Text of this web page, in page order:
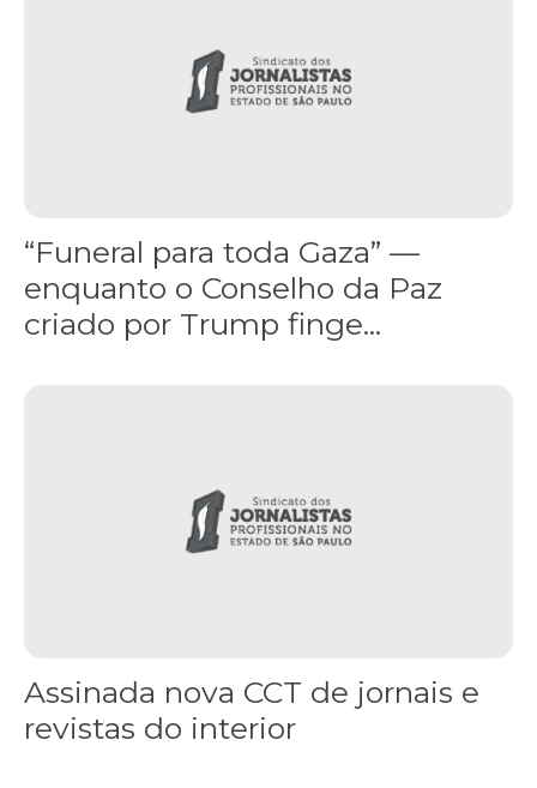
“Funeral para toda Gaza” —
enquanto o Conselho da Paz
criado por Trump finge...
Assinada nova CCT de jornais e
revistas do interior